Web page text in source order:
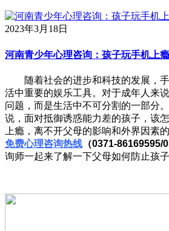
2023年3月18日
河南青少年心理咨询：孩子玩手机上
随着社会的进步和科技的发展，手
活中重要的娱乐工具。对于成年人来
问题，而是生活中不可分割的一部分
说，面对抵御诱惑能力差的孩子，该
上瘾，离不开父母的影响和外界因素
免费心理咨询热线 （0371-86169595/
询师一起来了解一下父母如何防止孩